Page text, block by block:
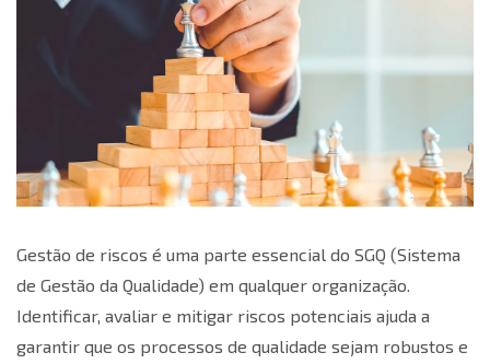
Gestão de riscos é uma parte essencial do SGQ (Sistema
de Gestão da Qualidade) em qualquer organização.
Identificar, avaliar e mitigar riscos potenciais ajuda a
garantir que os processos de qualidade sejam robustos e